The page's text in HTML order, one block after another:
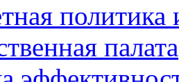
политика
палата